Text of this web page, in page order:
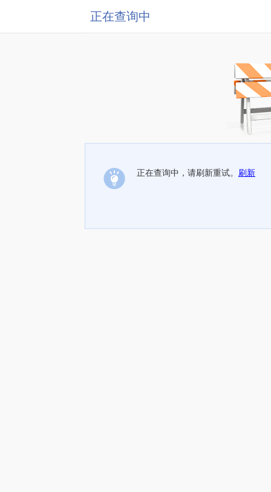
正在查询中
正在查询中，请刷新重试。 刷新